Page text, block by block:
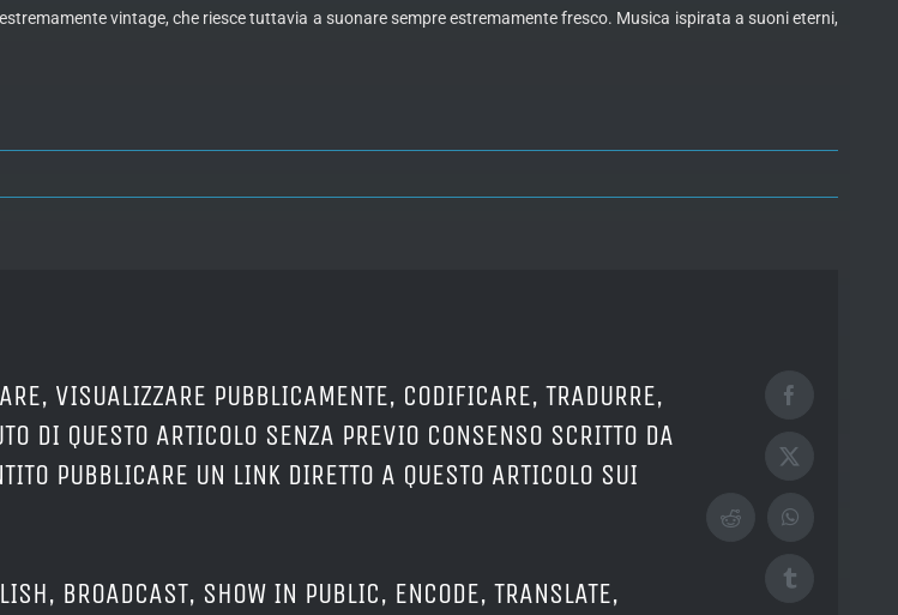
vintage, che riesce tuttavia a suonare sempre estremamente fresco. Musica ispirata a suoni eterni,
VISUALIZZARE PUBBLICAMENTE, CODIFICARE, TRADURRE,
DI QUESTO ARTICOLO SENZA PREVIO CONSENSO SCRITTO DA
PUBBLICARE UN LINK DIRETTO A QUESTO ARTICOLO SUI
BROADCAST, SHOW IN PUBLIC, ENCODE, TRANSLATE,
Facebook
X
RedditWhatsApp
Tumblr